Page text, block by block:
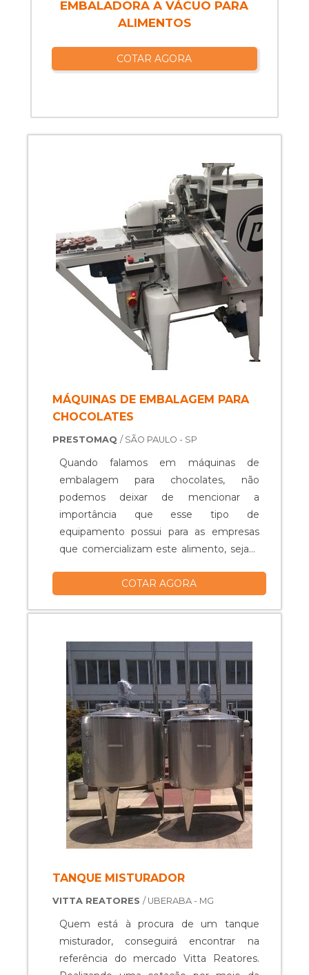
EMBALADORA A VÁCUO PARA
ALIMENTOS
COTAR AGORA
MÁQUINAS DE EMBALAGEM PARA
CHOCOLATES
PRESTOMAQ / SÃO PAULO - SP
Quando falamos em máquinas de
embalagem para chocolates, não
podemos deixar de mencionar a
importância que esse tipo de
equipamento possui para as empresas
que comercializam este alimento, sejam
importância desse tipo de máquinas se
uma grande melhora na produção da
embalagem e também, fazendo com
que seus clientes finais se mo...
COTAR AGORA
TANQUE MISTURADOR
VITTA REATORES / UBERABA - MG
Quem está à procura de um tanque
misturador, conseguirá encontrar na
referência do mercado Vitta Reatores.